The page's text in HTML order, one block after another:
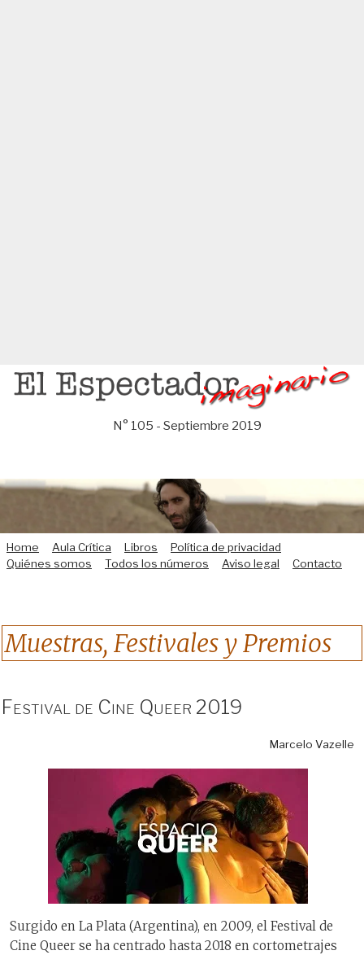
Saltar
N° 105 - Septiembre 2019
Home Aula Crítica Libros
Política de privacidad
Quiénes somos
Todos los números Aviso legal Contacto
Muestras, Festivales y Premios
Festival de Cine Queer 2019
Marcelo Vazelle
Surgido en La Plata (Argentina), en 2009, el Festival de
Cine Queer se ha centrado hasta 2018 en cortometrajes